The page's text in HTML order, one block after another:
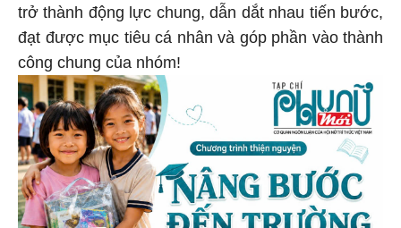
trở thành động lực chung, dẫn dắt nhau tiến bước,
đạt được mục tiêu cá nhân và góp phần vào thành
công chung của nhóm!